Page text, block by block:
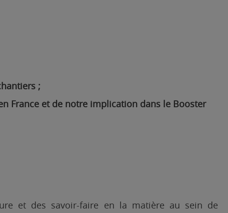
;
France et de notre implication dans le Booster
et des savoir-faire en la matière au sein de